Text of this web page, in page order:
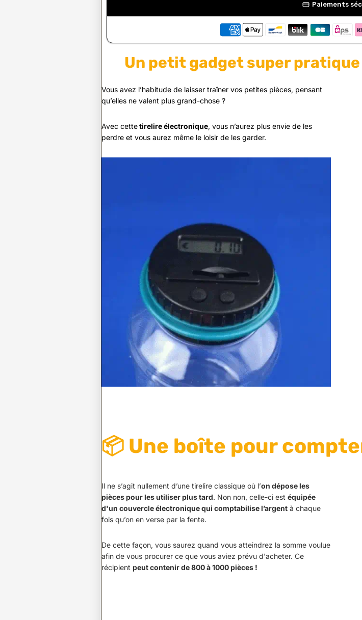
Paiements
Un petit gadget super
Vous avez l’habitude de laisser traîner vos petites pièces, pensant
qu’elles ne valent plus grand-chose ?
Avec cettetirelire électronique, vous n’aurez plus envie de les
perdre et vous aurez même le loisir de les garder.
📦 Une boîte pour
Il ne s’agit nullement d’une tirelire classique où l’on dépose les
pièces pour les utiliser plus tard. Non non, celle-ci est équipée
d'un couvercle électronique qui comptabilise l’argent à chaque
fois qu’on en verse par la fente.
De cette façon, vous saurez quand vous atteindrez la somme voulue
afin de vous procurer ce que vous aviez prévu d'acheter. Ce
récipient peut contenir de 800 à 1000 pièces !